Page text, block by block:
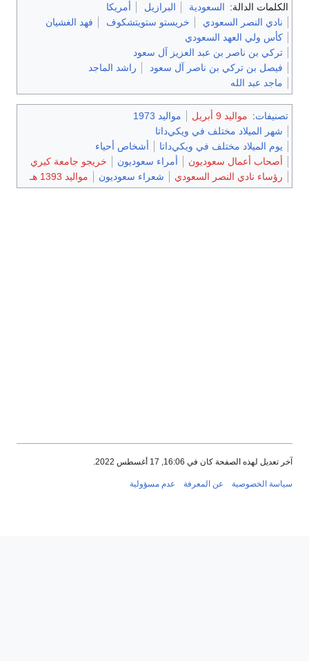
الكلمات الدالة: السعودية البرازيل
أمريكا
نادي النصر السعودي
خريستو ستويتشكوف
فهد الغشيان
كأس ولي العهد السعودي
تركي بن ناصر بن عبد العزيز آل سعود
فيصل بن تركي بن ناصر آل سعود
راشد الماجد
ماجد عبد الله
تصنيفات: مواليد 9 أبريل
مواليد 1973
شهر الميلاد مختلف في ويكي‌داتا
يوم الميلاد مختلف في ويكي‌داتا
أشخاص أحياء
أصحاب أعمال سعوديون
أمراء سعوديون
خريجو جامعة كيري
رؤساء نادي النصر السعودي
شعراء سعوديون مواليد 1393 هـ
تعديل لهذه الصفحة كان في 16:06, 17 أغسطس 2022.
الخصوصية عن المعرفة عدم مسؤولية